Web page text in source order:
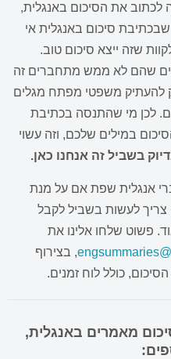
לכתוב את הסיכום באנגלית,
סיכום באנגלית אי
שזה ייצא סיכום טוב.
שהם לא ממש מתחברים זה
להעתיק משפטי מפתח מגלים
לכן מי שהתנסה בכתיבת
במילים שלכם, וזה עשוי
בשביל זה אנחנו כאן.
אנגלית שפת אם על מנת
צריך לעשות בשביל לקבל
פשוט שלחו אלינו את
, בצירוף
כולל לוח זמנים.
מאמרים באנגלית,